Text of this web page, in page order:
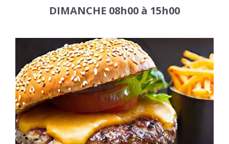
DIMANCHE 08h00 à 15h00